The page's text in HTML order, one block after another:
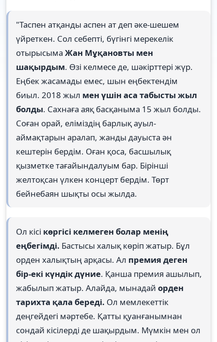
"Таспен атқанды аспен ат деп әке-шешем
үйреткен. Сол себепті, бүгінгі мерекелік
отырысыма Жан Мұқановты мен
шақырдым. Өзі келмесе де, шәкірттері жүр.
Еңбек жасамады емес, шын еңбектендім
биыл. 2018 жыл мен үшін аса табысты жыл
болды. Сахнаға аяқ басқаныма 15 жыл болды.
Соған орай, еліміздің барлық ауыл-
аймақтарын аралап, жанды дауыста ән
кештерін бердім. Оған қоса, басшылық
қызметке тағайындалуым бар. Бірінші
желтоқсан үлкен концерт бердім. Төрт
бейнебаян шықты осы жылда.
Ол кісі көргісі келмеген болар менің
еңбегімді. Бастысы халық көріп жатыр. Бұл
орден халықтың арқасы. Ал премия деген
бір-екі күндік дүние. Қанша премия ашылып,
жабылып жатыр. Алайда, мынадай орден
тарихта қала береді. Ол мемлекеттік
деңгейдегі мәртебе. Қатты қуанғанымнан
сондай кісілерді де шақырдым. Мүмкін мен ол